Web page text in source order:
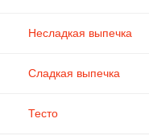
Несладкая выпечка
Сладкая выпечка
Тесто